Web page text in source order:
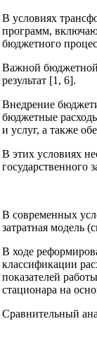
В условиях
программ,
бюджетного
Важной бюджетной
результат [1, 6].
Внедрение
бюджетные расходы
и услуг, а также
В этих условиях
государственного
В современных
затратная модель
В ходе
классификации
показателей
стационара на
Сравнительный